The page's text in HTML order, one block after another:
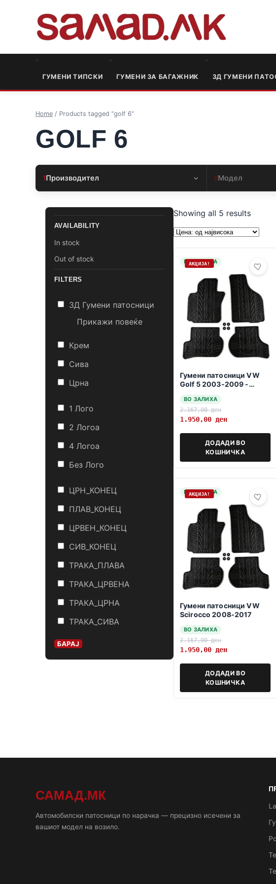
ГУМЕНИ ТИПСКИ ГУМЕНИ ЗА БАГАЖНИК 3Д ГУМЕНИ
Home / Products tagged “golf 6”
GOLF 6
1Производител 2Модел
AVAILABILITY
In stock
Out of stock
FILTERS
3Д Гумени патосници
Прикажи повеќе
Крем
Сива
Црна
1 Лого
2 Логоa
4 Логоa
Без Лого
ЦРН_КОНЕЦ
ПЛАВ_КОНЕЦ
ЦРВЕН_КОНЕЦ
СИВ_КОНЕЦ
ТРАКА_ПЛАВА
ТРАКА_ЦРВЕНА
ТРАКА_ЦРНА
ТРАКА_СИВА
БАРАЈ
Showing all 5 results
НА ЗАЛИХА
АКЦИЈА!
Гумени патосници VW
Golf 5 2003-2009 -
ВО ЗАЛИХА
2.167,00ден
1.950,00 ден
ДОДАДИ ВО
КОШНИЧКА
НА ЗАЛИХА
АКЦИЈА!
Гумени патосници VW
Scirocco 2008-2017
ВО ЗАЛИХА
2.167,00ден
1.950,00 ден
ДОДАДИ ВО
КОШНИЧКА
САМАД.МК
Автомобилски патосници по нарачка — прецизно исечени за
вашиот модел на возило.